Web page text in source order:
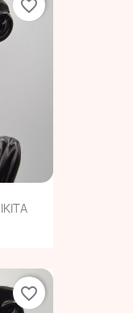
favorite_border
favorite_border